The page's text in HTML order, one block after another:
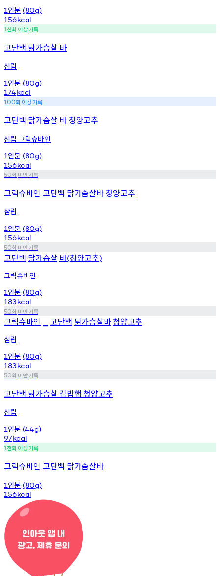
1 인분 (80g)
156kcal
1천회 이상기록
고단백 닭가슴살 바
삼림
1 인분 (80g)
174kcal
100회 이상기록
고단백 닭가슴살 바 청양고추
삼립 그릭슈바인
1 인분 (80g)
156kcal
50회 미만기록
그릭슈바인 고단백 닭가슴살바 청양고추
삼립
1 인분 (80g)
156kcal
50회 미만기록
고단백 닭가슴살 바(청양고추)
그릭슈바인
1 인분 (80g)
183kcal
50회 미만기록
그릭슈바인 고단백 닭가슴살바 청양고추
심립
1 인분 (80g)
183kcal
50회 미만기록
고단백 닭가슴살 김밥햄 청양고추
삼립
1 인분 (44g)
97kcal
1천회 이상기록
그릭슈바인 고단백 닭가슴살바
1 인분 (80g)
156kcal